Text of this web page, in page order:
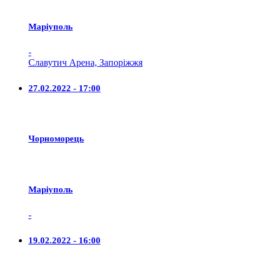
Маріуполь
-
Славутич Арена, Запоріжжя
27.02.2022 - 17:00
Чорноморець
Маріуполь
-
19.02.2022 - 16:00